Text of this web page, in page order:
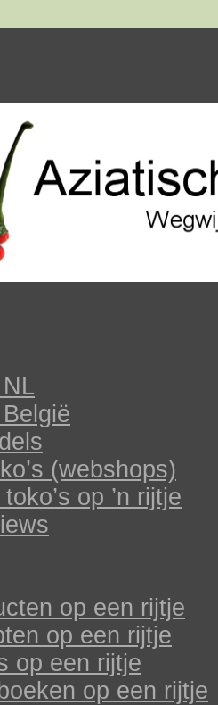
(webshops)
op ’n rijtje
op een rijtje
op een rijtje
op een rijtje
op een rijtje